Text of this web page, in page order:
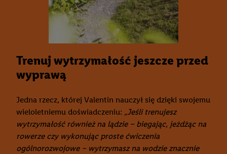
Trenuj wytrzymałość jeszcze przed
wyprawą
Jedna rzecz, której Valentin nauczył się dzięki swojemu
wieloletniemu doświadczeniu: „Jeśli trenujesz
wytrzymałość również na lądzie – biegając, jeżdżąc na
rowerze czy wykonując proste ćwiczenia
ogólnorozwojowe – wytrzymasz na wodzie znacznie